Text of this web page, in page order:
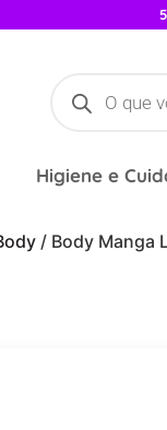
Higiene e
/ Body Manga